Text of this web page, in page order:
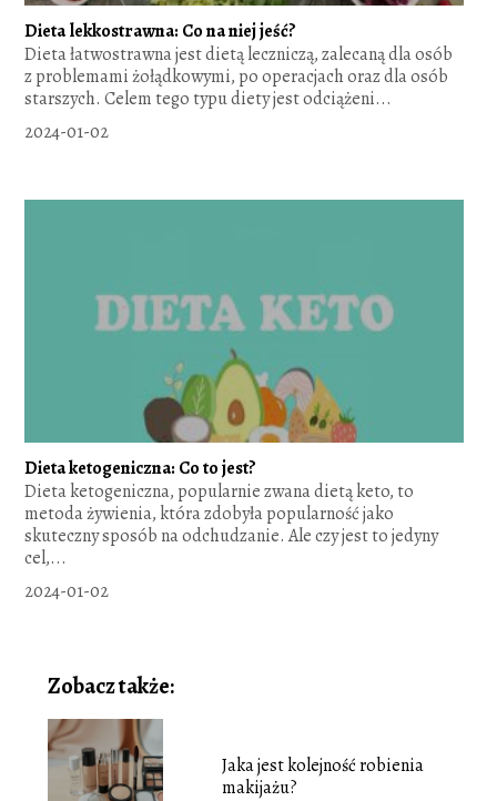
Dieta lekkostrawna: Co na niej jeść?
Dieta łatwostrawna jest dietą leczniczą, zalecaną dla osób
z problemami żołądkowymi, po operacjach oraz dla osób
starszych. Celem tego typu diety jest odciążeni...
2024-01-02
Dieta ketogeniczna: Co to jest?
Dieta ketogeniczna, popularnie zwana dietą keto, to
metoda żywienia, która zdobyła popularność jako
skuteczny sposób na odchudzanie. Ale czy jest to jedyny
cel,...
2024-01-02
Zobacz także:
Jaka jest kolejność robienia
makijażu?